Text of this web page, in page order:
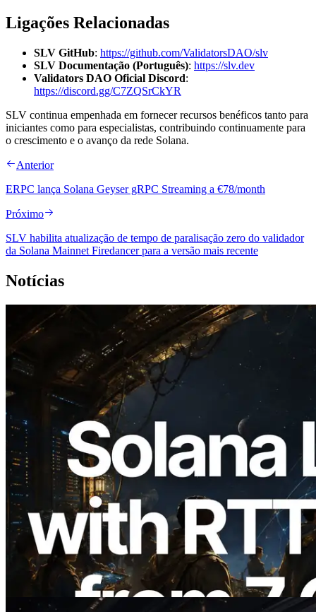
Ligações Relacionadas
SLV GitHub: https://github.com/ValidatorsDAO/slv
SLV Documentação (Português): https://slv.dev
Validators DAO Oficial Discord:
https://discord.gg/C7ZQSrCkYR
SLV continua empenhada em fornecer recursos benéficos tanto para
iniciantes como para especialistas, contribuindo continuamente para
o crescimento e o avanço da rede Solana.
Anterior
ERPC lança Solana Geyser gRPC Streaming a €78/month
Próximo
SLV habilita atualização de tempo de paralisação zero do validador
da Solana Mainnet Firedancer para a versão mais recente
Notícias
2026.08.05
ERPC expande a Solana Leader Slot API
com medição de ping a partir de 7 regiões
globais — Validators Information API
também lançada